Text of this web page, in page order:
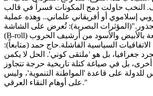
النخب حاولت دمج المكونات قسراً في قالب
إسلاموي أو أفريقاني علماني.. وهذه عملية
​(المؤثرات البصرية): تُعرض على الشاشة
(B-roll) لقطات سريعة بالأبيض والأسود من أرشيف الحروب
الاتفاقيات السياسية الفاشلة. ​حاج حمد (متابعاً):
جغرافيا، بل هو 'ملتقى كوني'. الحل لا يكمن
بل في صياغة كتلة تاريخية حرجة تتجاوز
للدولة على قاعدة 'المواطنة التنموية'، وليس
على أوهام النقاء العرقي."